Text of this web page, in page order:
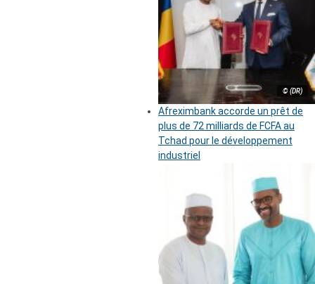
© (DR)
Afreximbank accorde un prêt de
plus de 72 milliards de FCFA au
Tchad pour le développement
industriel